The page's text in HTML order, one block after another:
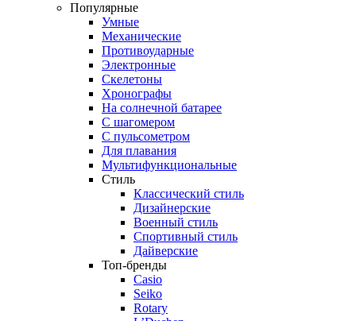
Популярные
Умные
Механические
Противоударные
Электронные
Скелетоны
Хронографы
На солнечной батарее
С шагомером
С пульсометром
Для плавания
Мультифункциональные
Стиль
Классический стиль
Дизайнерские
Военный стиль
Спортивный стиль
Дайверские
Топ-бренды
Casio
Seiko
Rotary